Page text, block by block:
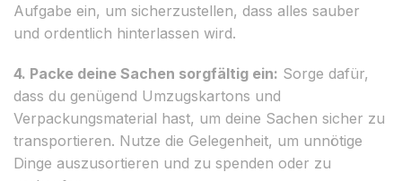
Aufgabe ein, um sicherzustellen, dass alles sauber
und ordentlich hinterlassen wird.
4. Packe deine Sachen sorgfältig ein: Sorge dafür,
dass du genügend Umzugskartons und
Verpackungsmaterial hast, um deine Sachen sicher zu
transportieren. Nutze die Gelegenheit, um unnötige
Dinge auszusortieren und zu spenden oder zu